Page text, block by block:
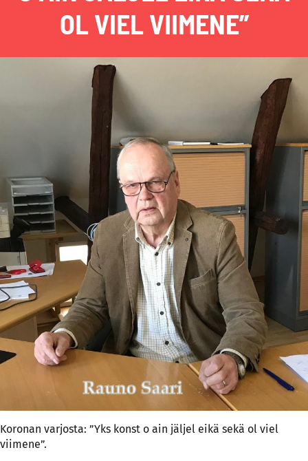
OL VIEL VIIMENE”
Koronan varjosta: ”Yks konst o ain jäljel eikä sekä ol viel
viimene”.